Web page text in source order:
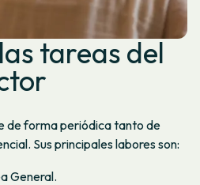
tareas del
de forma periódica tanto de
Sus principales labores son:
General.